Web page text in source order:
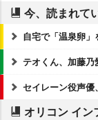
今、読まれて
自宅で「温泉卵
テオくん、加藤
セイレーン役声優
オリコン イン